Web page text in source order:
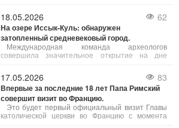
сжиженного газа из северо-западной части
провинции Британская Колумбия в Германию.
18.05.2026 62
На озере Иссык-Куль: обнаружен
затопленный средневековый город.
Международная команда археологов
совершила значительное открытие на дне
17.05.2026 83
Впервые за последние 18 лет Папа Римский
совершит визит во Францию.
Это будет первый официальный визит Главы
католической церкви во Францию ​​с момента